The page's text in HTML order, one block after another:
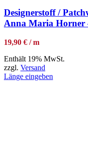
Designerstoff /
Anna Maria Horner
19,90 € / m
Enthält 19% MwSt.
zzgl. Versand
Länge eingeben